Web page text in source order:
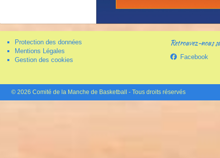
Protection des données
Mentions Légales
Gestion des cookies
Retrouvez-nous
Facebook
© 2026 Comité de la Manche de Basketball - Tous droits réservés